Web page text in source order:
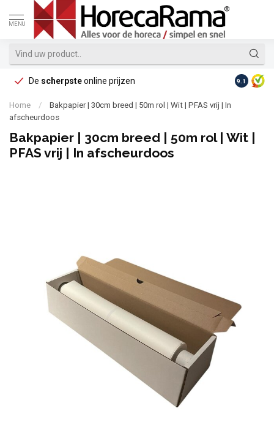
MENU
De scherpsteonline prijzen Op
9.1
Home /
Bakpapier | 30cm breed | 50m rol | Wit | PFAS vrij | In
afscheurdoos
Bakpapier | 30cm breed | 50m rol | Wit |
PFAS vrij | In afscheurdoos